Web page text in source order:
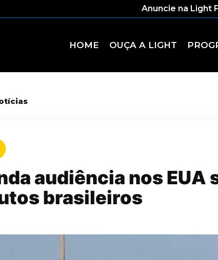
Anuncie na Light
HOME OUÇA A LIGHT
audiência nos EUA
brasileiros